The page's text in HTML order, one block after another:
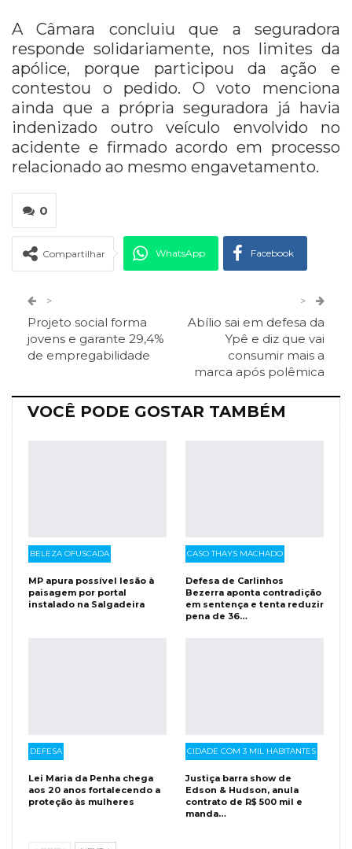
A Câmara concluiu que a seguradora
responde solidariamente, nos limites da
apólice, porque participou da ação e
contestou o pedido. O voto menciona
ainda que a própria seguradora já havia
indenizado outro veículo envolvido no
acidente e firmado acordo em processo
relacionado ao mesmo engavetamento.
0
Compartilhar WhatsApp Facebook
ReddIt
Viber O email
>
Projeto social forma
jovens e garante 29,4%
de empregabilidade
>
Abílio sai em defesa da
Ypê e diz que vai
consumir mais a
marca após polêmica
VOCÊ PODE GOSTAR TAMBÉM
BELEZA OFUSCADA
MP apura possível lesão à
paisagem por portal
instalado na Salgadeira
CASO THAYS MACHADO
Defesa de Carlinhos
Bezerra aponta contradição
em sentença e tenta reduzir
pena de 36…
DEFESA
Lei Maria da Penha chega
aos 20 anos fortalecendo a
proteção às mulheres
CIDADE COM 3 MIL HABITANTES
Justiça barra show de
Edson & Hudson, anula
contrato de R$ 500 mil e
manda…